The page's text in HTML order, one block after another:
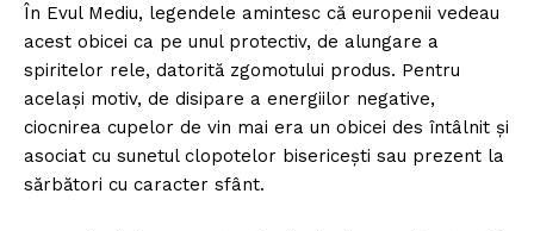
În Evul Mediu, legendele amintesc că europenii vedeau
acest obicei ca pe unul protectiv, de alungare a
spiritelor rele, datorită zgomotului produs. Pentru
același motiv, de disipare a energiilor negative,
ciocnirea cupelor de vin mai era un obicei des întâlnit și
asociat cu sunetul clopotelor bisericești sau prezent la
sărbători cu caracter sfânt.